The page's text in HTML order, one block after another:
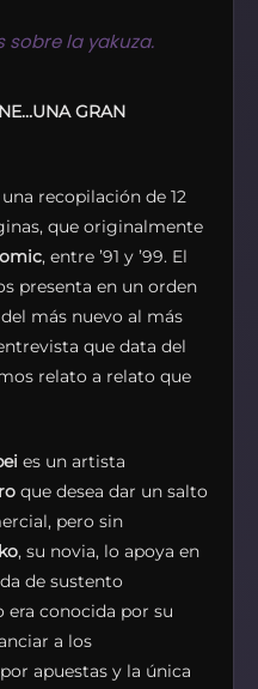
sobre la yakuza.
GRAN
recopilación de 12
que originalmente
, entre ’91 y ’99. El
presenta en un orden
más nuevo al más
que data del
relato a relato que
es un artista
que desea dar un salto
pero sin
, su novia, lo apoya en
de sustento
era conocida por su
a los
apuestas y la única